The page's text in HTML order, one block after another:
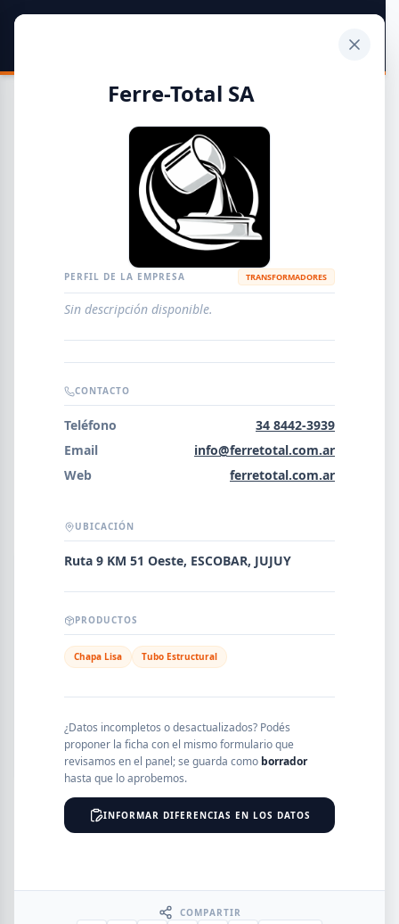
Guía de Empresas Metalúrgicas y Siderúrgicas
METALÚRGICAS
EMPRESAS AGREGAR EMPRESA
Error al cargar empresas.
SEGMENTO
Ferre-Total SA
PERFIL DE LA EMPRESA TRANSFORMADORES
Sin descripción disponible.
CONTACTO
Teléfono
34 8442-3939
Email
info@ferretotal.com.ar
Web
ferretotal.com.ar
UBICACIÓN
Ruta 9 KM 51 Oeste, ESCOBAR, JUJUY
PRODUCTOS
Chapa Lisa Tubo Estructural
¿Datos incompletos o desactualizados? Podés
proponer la ficha con el mismo formulario que
revisamos en el panel; se guarda como borrador
hasta que lo aprobemos.
INFORMAR DIFERENCIAS EN LOS DATOS
COMPARTIR